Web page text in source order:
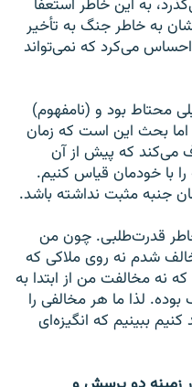
به این خاطر استعفا
به خاطر جنگ به تأخیر
می‌کرد که نمی‌تواند
محتاط بود و (نامفهوم)
اما بحث این است که زمان
می‌کند که پیش از آن
با خودمان قیاس کنیم.
جنبه مثبت نداشته باشد.
قدرت‌طلبی. چون من
شدم نه روی ملاکی که
نه مخالفت من از ابتدا به
لذا ما هر مخالفی را
ببینیم که انگیزه‌ای